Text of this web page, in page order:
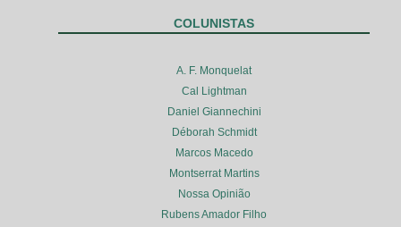
COLUNISTAS
A. F. Monquelat
Cal Lightman
Daniel Giannechini
Déborah Schmidt
Marcos Macedo
Montserrat Martins
Nossa Opinião
Rubens Amador Filho